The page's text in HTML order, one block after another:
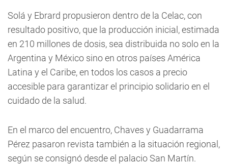
Solá y Ebrard propusieron dentro de la Celac, con
resultado positivo, que la producción inicial, estimada
en 210 millones de dosis, sea distribuida no solo en la
Argentina y México sino en otros países América
Latina y el Caribe, en todos los casos a precio
accesible para garantizar el principio solidario en el
cuidado de la salud.
En el marco del encuentro, Chaves y Guadarrama
Pérez pasaron revista también a la situación regional,
según se consignó desde el palacio San Martín.